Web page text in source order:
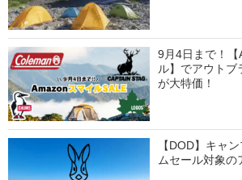
9月4日まで！
ル】でアウトブ
が大特価！
【DOD】キャ
ムセール対象の